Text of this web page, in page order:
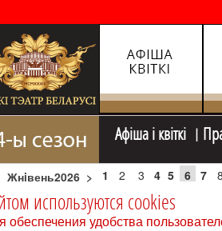
Афiша i квiткi
Жнiвень2026 > 1 2 3 4 5 6 7 8
используются cookies
обеспечения удобства